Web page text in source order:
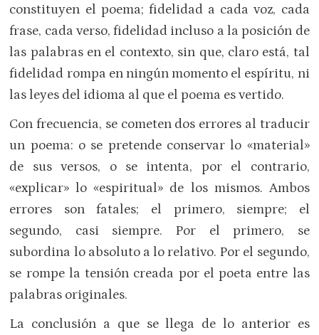
constituyen el poema; fidelidad a cada voz, cada
frase, cada verso, fidelidad incluso a la posición de
las palabras en el contexto, sin que, claro está, tal
fidelidad rompa en ningún momento el espíritu, ni
las leyes del idioma al que el poema es vertido.
Con frecuencia, se cometen dos errores al traducir
un poema: o se pretende conservar lo «material»
de sus versos, o se intenta, por el contrario,
«explicar» lo «espiritual» de los mismos. Ambos
errores son fatales; el primero, siempre; el
segundo, casi siempre. Por el primero, se
subordina lo absoluto a lo relativo. Por el segundo,
se rompe la tensión creada por el poeta entre las
palabras originales.
La conclusión a que se llega de lo anterior es